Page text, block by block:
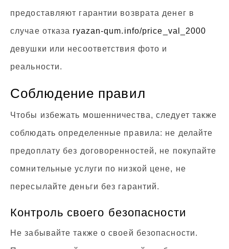
предоставляют гарантии возврата денег в
случае отказа ryazan-qum.info/price_val_2000
девушки или несоответствия фото и
реальности.
Соблюдение правил
Чтобы избежать мошенничества, следует также
соблюдать определенные правила: не делайте
предоплату без договоренностей, не покупайте
сомнительные услуги по низкой цене, не
пересылайте деньги без гарантий.
Контроль своего безопасности
Не забывайте также о своей безопасности.